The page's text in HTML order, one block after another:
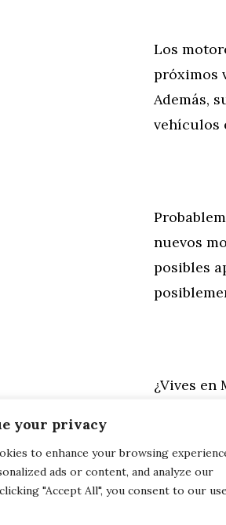
your privacy
to enhance your browsing
ads or content, and analyze our
"Accept All", you consent to our
Los
próximos
Además,
vehículos
nuevos
posibles
¿Vives en
General,
El